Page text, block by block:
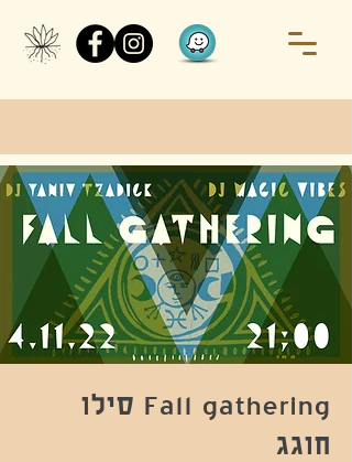
Fall gathering סילו
חוגג